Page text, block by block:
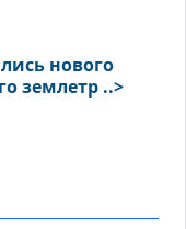
нового
землетр ..>